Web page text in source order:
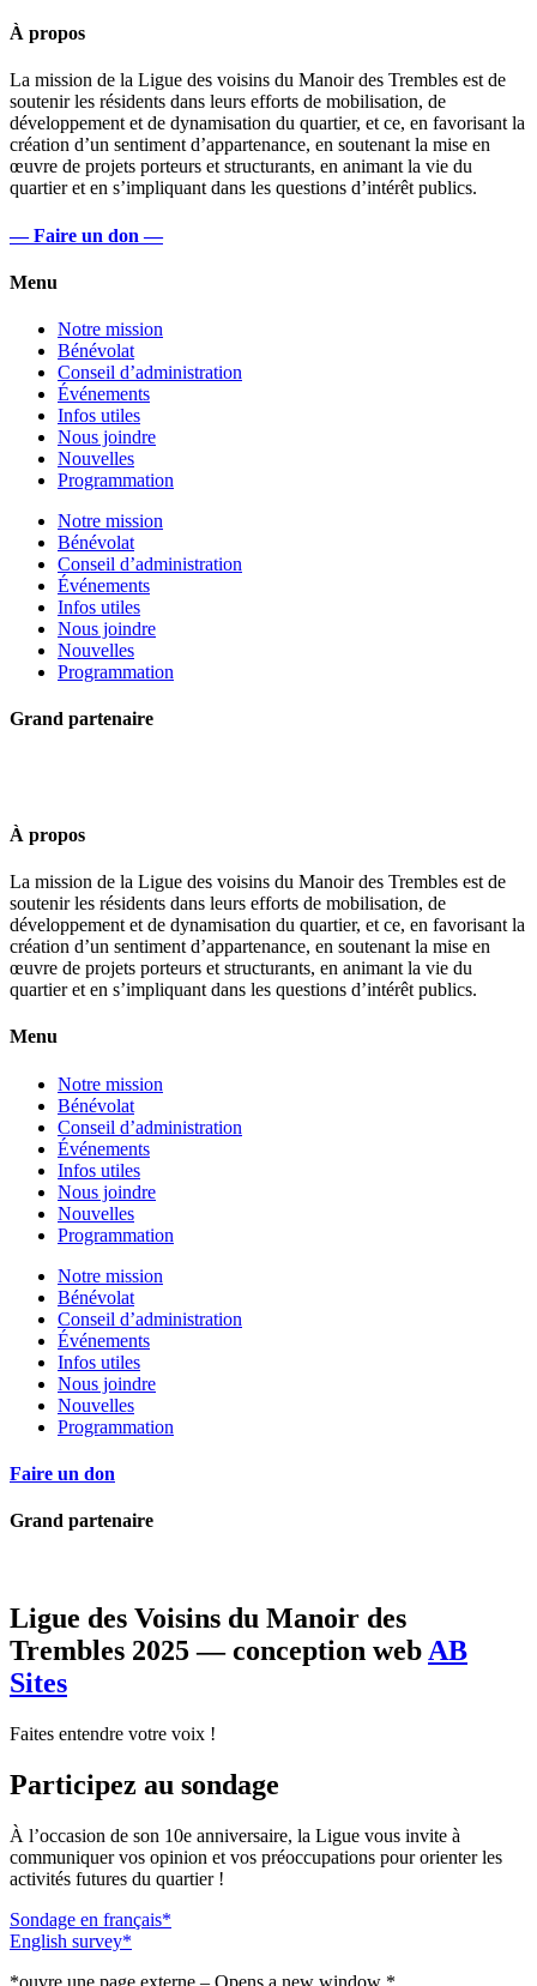
À propos
La mission de la Ligue des voisins du Manoir des Trembles est de
soutenir les résidents dans leurs efforts de mobilisation, de
développement et de dynamisation du quartier, et ce, en favorisant la
création d’un sentiment d’appartenance, en soutenant la mise en
œuvre de projets porteurs et structurants, en animant la vie du
quartier et en s’impliquant dans les questions d’intérêt publics.
— Faire un don —
Menu
Notre mission
Bénévolat
Conseil d’administration
Événements
Infos utiles
Nous joindre
Nouvelles
Programmation
Notre mission
Bénévolat
Conseil d’administration
Événements
Infos utiles
Nous joindre
Nouvelles
Programmation
Grand partenaire
À propos
La mission de la Ligue des voisins du Manoir des Trembles est de
soutenir les résidents dans leurs efforts de mobilisation, de
développement et de dynamisation du quartier, et ce, en favorisant la
création d’un sentiment d’appartenance, en soutenant la mise en
œuvre de projets porteurs et structurants, en animant la vie du
quartier et en s’impliquant dans les questions d’intérêt publics.
Menu
Notre mission
Bénévolat
Conseil d’administration
Événements
Infos utiles
Nous joindre
Nouvelles
Programmation
Notre mission
Bénévolat
Conseil d’administration
Événements
Infos utiles
Nous joindre
Nouvelles
Programmation
Faire un don
Grand partenaire
Ligue des Voisins du Manoir des
Trembles 2025 — conception webAB
Sites
Faites entendre votre voix !
Participez au sondage
À l’occasion de son 10e anniversaire, la Ligue vous invite à
communiquer vos opinion et vos préoccupations pour orienter les
activités futures du quartier !
Sondage en français*
English survey*
*ouvre une page externe – Opens a new window *